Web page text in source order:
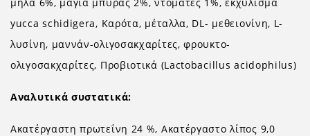
yucca schidigera, Καρότα, μέταλλα, DL- μεθειονίνη, L-
λυσίνη, μαννάν-ολιγοσακχαρίτες, φρουκτο-
ολιγοσακχαρίτες, Προβιοτικά (Lactobacillus acidophilus)
Αναλυτικά συστατικά:
Ακατέργαστη πρωτεΐνη 24 %, Ακατέργαστο λίπος 9,0